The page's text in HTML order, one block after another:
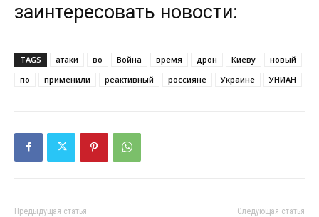
заинтересовать новости:
TAGS атаки во Война время дрон Киеву
новый
по
применили реактивный россияне Украине УНИАН
Предыдущая статья Следующая статья